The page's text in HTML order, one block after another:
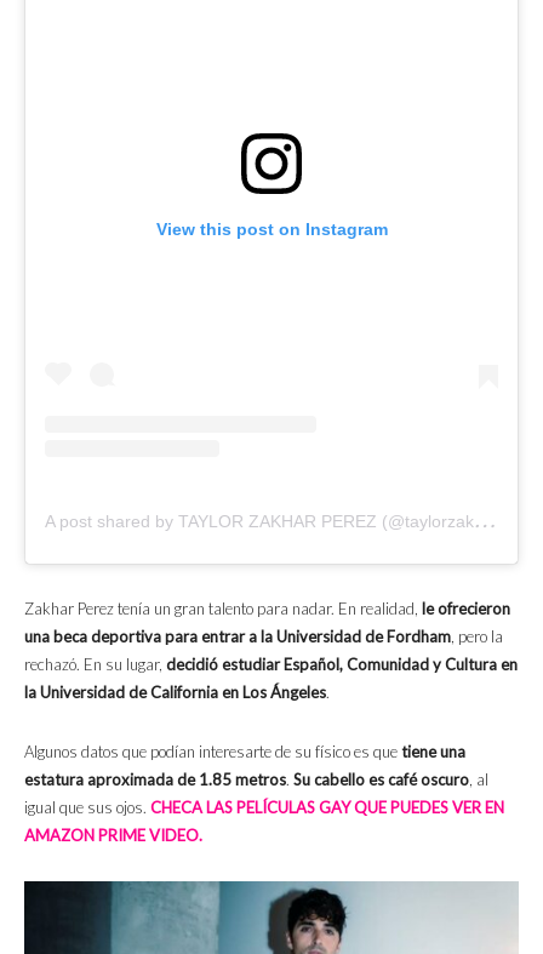
View this post on Instagram
A
post shared by TAYLOR ZAKHAR PEREZ (@taylorzakharperez)
Zakhar Perez tenía un gran talento para nadar. En realidad, le ofrecieron
una beca deportiva para entrar a la Universidad de Fordham, pero la
rechazó. En su lugar, decidió estudiar Español, Comunidad y Cultura en
laUniversidad de California en Los Ángeles.
Algunos datos que podían interesarte de su físico es quetiene una
estatura aproximada de 1.85 metros. Su cabello es café oscuro, al
igual que sus ojos. CHECA LAS PELÍCULAS GAY QUE PUEDES VER EN
AMAZON PRIME VIDEO.